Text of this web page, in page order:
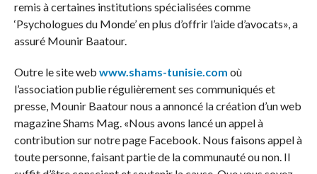
remis à certaines institutions spécialisées comme
‘Psychologues du Monde’ en plus d’offrir l’aide d’avocats», a
assuré Mounir Baatour.
Outre le site web www.shams-tunisie.com où
l’association publie régulièrement ses communiqués et
presse, Mounir Baatour nous a annoncé la création d’un web
magazine Shams Mag. «Nous avons lancé un appel à
contribution sur notre page Facebook. Nous faisons appel à
toute personne, faisant partie de la communauté ou non. Il